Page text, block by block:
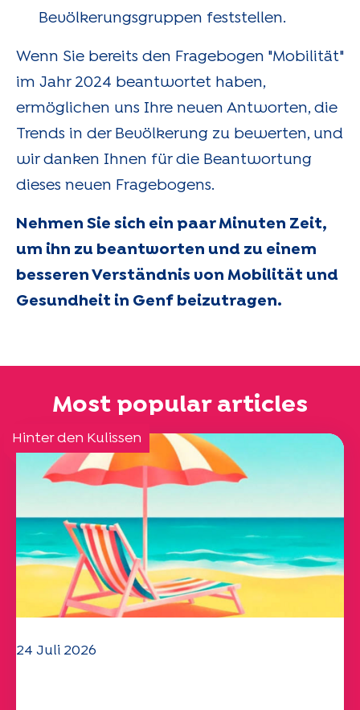
Bevölkerungsgruppen feststellen.
Wenn Sie bereits den Fragebogen "Mobilität"
im Jahr 2024 beantwortet haben,
ermöglichen uns Ihre neuen Antworten, die
Trends in der Bevölkerung zu bewerten, und
wir danken Ihnen für die Beantwortung
dieses neuen Fragebogens.
Nehmen Sie sich ein paar Minuten Zeit,
um ihn zu beantworten und zu einem
besseren Verständnis von Mobilität und
Gesundheit in Genf beizutragen.
Most popular articles
Hinter den Kulissen
24 Juli 2026